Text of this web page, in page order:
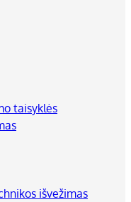
taisyklės
išvežimas